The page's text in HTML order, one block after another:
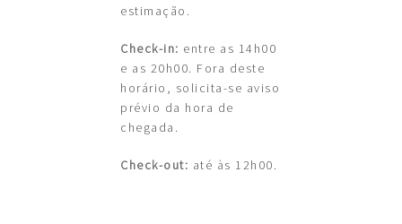
estimação.
Check-in: entre as 14h00
e as 20h00. Fora deste
horário, solicita-se aviso
prévio da hora de
chegada.
Check-out: até às 12h00.